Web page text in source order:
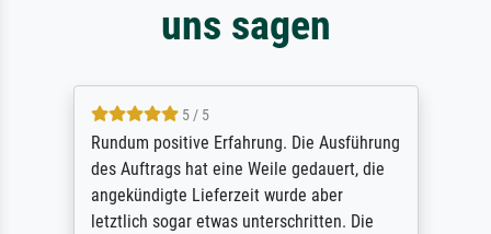
uns sagen
5 / 5
Rundum positive Erfahrung. Die Ausführung
des Auftrags hat eine Weile gedauert, die
angekündigte Lieferzeit wurde aber
letztlich sogar etwas unterschritten. Die